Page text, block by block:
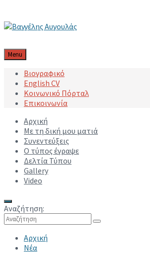
Menu
Βιογραφικό
English CV
Κοινωνικό Πόρταλ
Επικοινωνία
Αρχική
Με τη δική μου ματιά
Συνεντεύξεις
Ο τύπος έγραψε
Δελτία Τύπου
Gallery
Video
Αναζήτηση:
Αρχική
Νέα